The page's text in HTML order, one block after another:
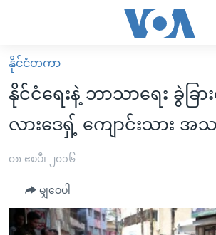
လွယ်ကူ
စေ
များ
အကြောင်းအရာ
သို့
မူလစာမျက်နှာ
မြန်မာ
ကမ္ဘာ့သတင်းများ
နိုင်ငံတကာ
အစ္စရေး-ပါလက်စတိုင်း
ဗွီဒီယို
ရပ်ဝန်းတခု လမ်းတခု အလွန်
အင်္ဂလိပ်စာလေ့လာမယ်
နိုင်ငံတကာ
နိုင်ငံရေးနဲ့ ဘာသာရေး ခွဲခြ
လားဒေရှ့် ကျောင်းသား အ
၀၈ ဧၿပီ၊ ၂၀၁၆
မျှဝေပါ